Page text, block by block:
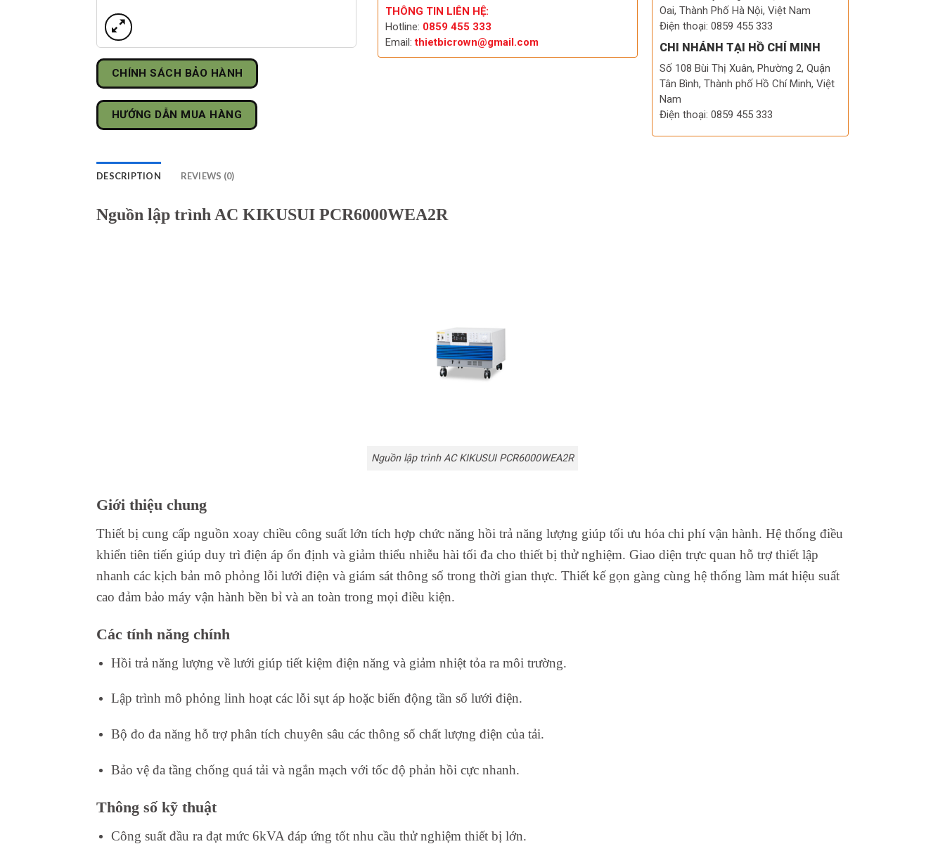
CHÍNH SÁCH BẢO HÀNH
HƯỚNG DẪN MUA HÀNG
THÔNG TIN LIÊN HỆ:
Hotline: 0859 455 333
Email:thietbicrown@gmail.com
Oai, Thành Phố Hà Nội, Việt Nam
Điện thoại: 0859 455 333
CHI NHÁNH TẠI HỒ CHÍ MINH
Số 108 Bùi Thị Xuân, Phường 2, Quận
Tân Bình, Thành phố Hồ Chí Minh, Việt
Nam
Điện thoại: 0859 455 333
DESCRIPTION REVIEWS (0)
Nguồn lập trình AC KIKUSUI PCR6000WEA2R
Nguồn lập trình AC KIKUSUI PCR6000WEA2R
Giới thiệu chung
Thiết bị cung cấp nguồn xoay chiều công suất lớn tích hợp chức năng hồi trả năng lượng giúp tối ưu hóa chi phí vận hành. Hệ thống điều
khiển tiên tiến giúp duy trì điện áp ổn định và giảm thiểu nhiễu hài tối đa cho thiết bị thử nghiệm. Giao diện trực quan hỗ trợ thiết lập
nhanh các kịch bản mô phỏng lỗi lưới điện và giám sát thông số trong thời gian thực. Thiết kế gọn gàng cùng hệ thống làm mát hiệu suất
cao đảm bảo máy vận hành bền bỉ và an toàn trong mọi điều kiện.
Các tính năng chính
Hồi trả năng lượng về lưới giúp tiết kiệm điện năng và giảm nhiệt tỏa ra môi trường.
Lập trình mô phỏng linh hoạt các lỗi sụt áp hoặc biến động tần số lưới điện.
Bộ đo đa năng hỗ trợ phân tích chuyên sâu các thông số chất lượng điện của tải.
Bảo vệ đa tầng chống quá tải và ngắn mạch với tốc độ phản hồi cực nhanh.
Thông số kỹ thuật
Công suất đầu ra đạt mức 6kVA đáp ứng tốt nhu cầu thử nghiệm thiết bị lớn.